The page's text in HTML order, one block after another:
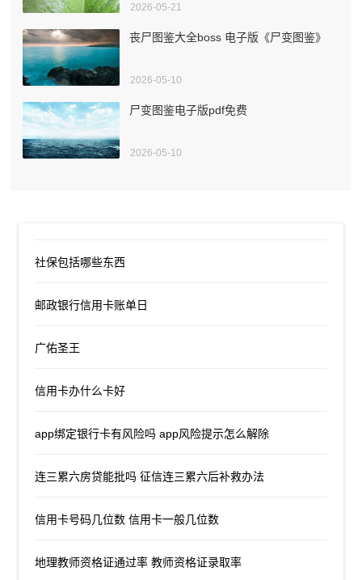
2026-05-21
丧尸图鉴大全boss 电子版《尸变图鉴》
2026-05-10
尸变图鉴电子版pdf免费
2026-05-10
社保包括哪些东西
邮政银行信用卡账单日
广佑圣王
信用卡办什么卡好
app绑定银行卡有风险吗 app风险提示怎么解除
连三累六房贷能批吗 征信连三累六后补救办法
信用卡号码几位数 信用卡一般几位数
地理教师资格证通过率 教师资格证录取率